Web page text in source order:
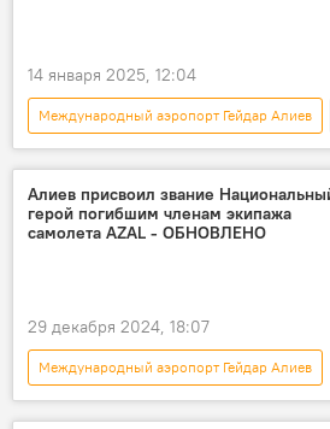
14 января 2025, 12:04
Международный аэропорт Гейдар Алиев
Азербайджан
Туман
ЗАО "Азербайджанские Авиалинии"
Гянджа
Воздушное пространство
Алиев присвоил звание
герой погибшим членам экипажа
самолета AZAL - ОБНОВЛЕНО
29 декабря 2024, 18:07
Международный аэропорт Гейдар Алиев
Крушение самолета AZAL в Казахстане